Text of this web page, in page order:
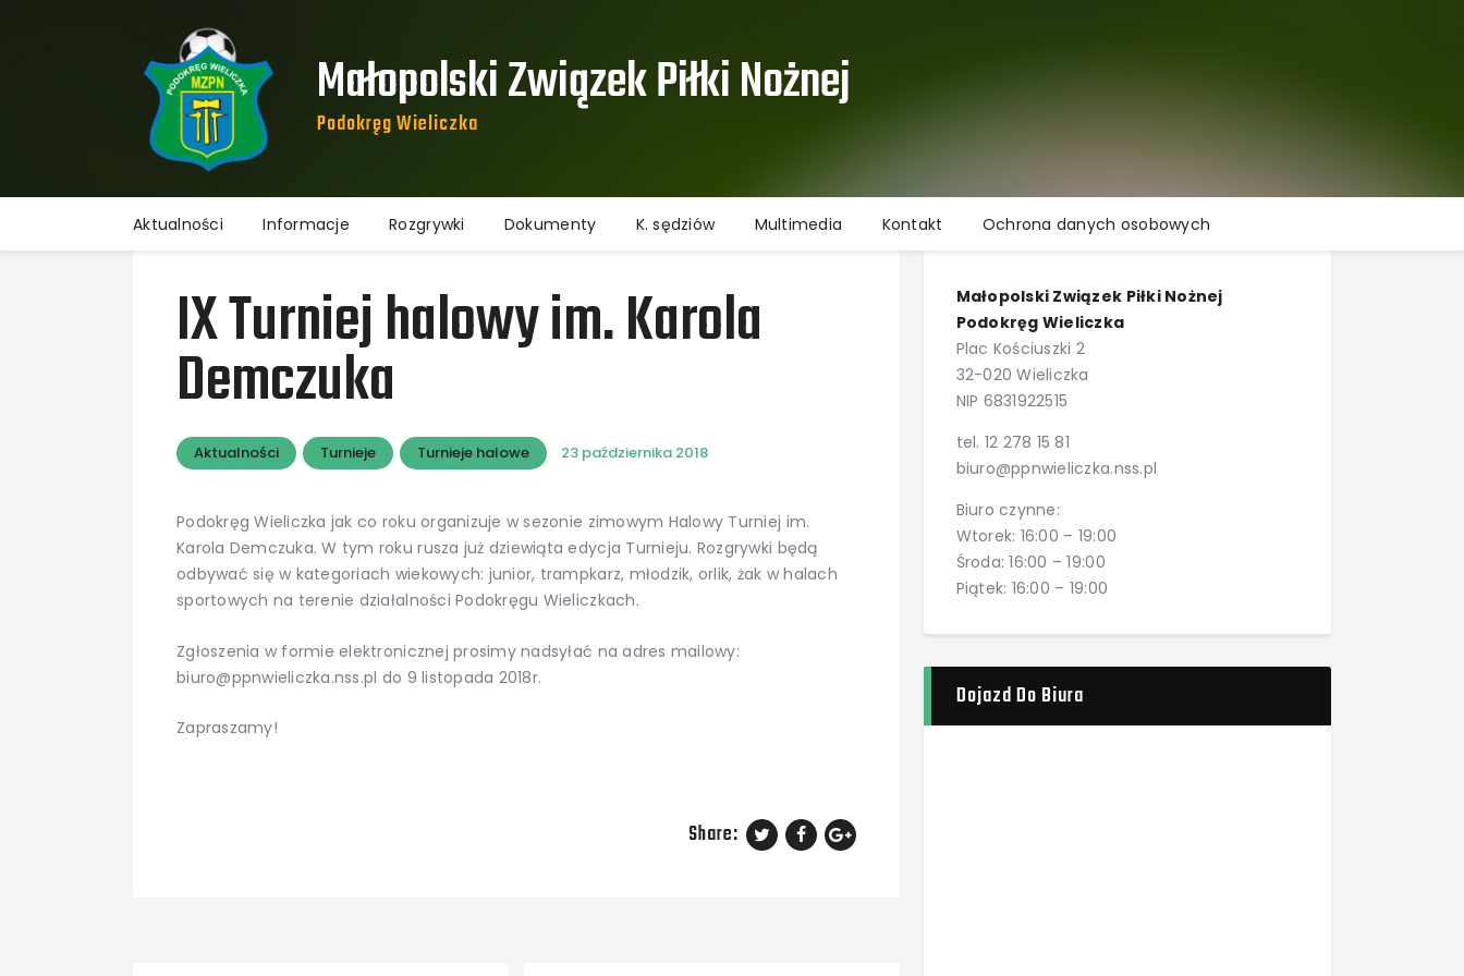
Małopolski Związek Piłki Nożnej ​
Podokręg Wieliczka​
Aktualności Informacje Rozgrywki Dokumenty K. sędziów Multimedia Kontakt Ochrona danych osobowych
Informacje
Rozgrywki
Multimedia
Kontakt
IX Turniej halowy im. Karola
Demczuka
Aktualności Turnieje Turnieje halowe 23 października 2018
Podokręg Wieliczka jak co roku organizuje w sezonie zimowym Halowy Turniej im.
Karola Demczuka. W tym roku rusza już dziewiąta edycja Turnieju. Rozgrywki będą
odbywać się w kategoriach wiekowych: junior, trampkarz, młodzik, orlik, żak w halach
sportowych na terenie działalności Podokręgu Wieliczkach.
Zgłoszenia w formie elektronicznej prosimy nadsyłać na adres mailowy:
biuro@ppnwieliczka.nss.pl do 9 listopada 2018r.
Zapraszamy!
Share:
Małopolski Związek Piłki Nożnej
Podokręg Wieliczka
Plac Kościuszki 2
32-020 Wieliczka
NIP 6831922515
tel. 12 278 15 81
biuro@ppnwieliczka.nss.pl
Biuro czynne:
Wtorek: 16:00 – 19:00
Środa: 16:00 – 19:00
Piątek: 16:00 – 19:00
Dojazd Do Biura